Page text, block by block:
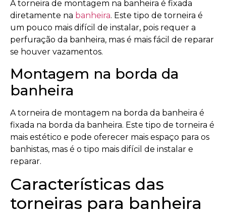
A torneira de montagem na banheira é fixada
diretamente na banheira. Este tipo de torneira é
um pouco mais difícil de instalar, pois requer a
perfuração da banheira, mas é mais fácil de reparar
se houver vazamentos.
Montagem na borda da
banheira
A torneira de montagem na borda da banheira é
fixada na borda da banheira. Este tipo de torneira é
mais estético e pode oferecer mais espaço para os
banhistas, mas é o tipo mais difícil de instalar e
reparar.
Características das
torneiras para banheira